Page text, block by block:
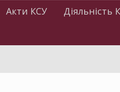
Акти КСУ Діяльність